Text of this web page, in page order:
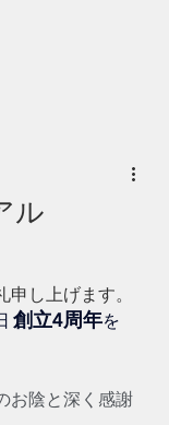
ル
し上げます。
創立4周年を
お陰と深く感謝